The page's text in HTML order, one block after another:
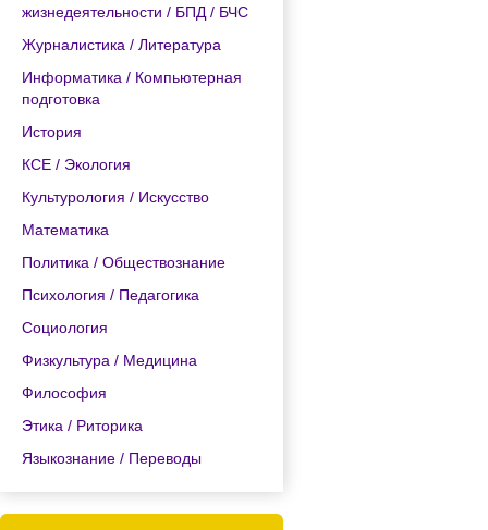
жизнедеятельности / БПД / БЧС
Журналистика / Литература
Информатика / Компьютерная
подготовка
История
КСЕ / Экология
Культурология / Искусство
Математика
Политика / Обществознание
Психология / Педагогика
Социология
Физкультура / Медицина
Философия
Этика / Риторика
Языкознание / Переводы